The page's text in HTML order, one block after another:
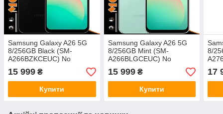
Samsung Galaxy A26 5G
8/256GB Black (SM-
A266BZKCEUC) No
15 999 ₴
Купити
Samsung Galaxy A26 5G
8/256GB Mint (SM-
A266BLGCEUC) No
15 999₴
Купити
8/
17